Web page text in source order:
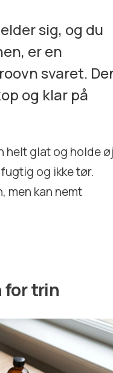
sig, og du
er en
svaret.
og klar på
helt glat og holde
og ikke tør.
men kan nemt
for trin